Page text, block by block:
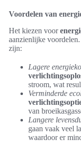
Voordelen van
Het kiezen voor
aanzienlijke
zijn:
Lagere
stroom, wat
Verminderde
van
Langere
gaan vaak veel
waardoor er